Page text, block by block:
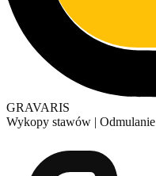
GRAVARIS
Wykopy stawów | Odmulanie